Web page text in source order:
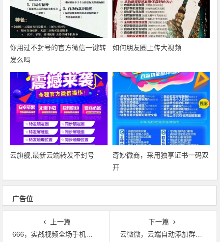
你用过不封号的官方微信一键转
发么吗
如何朋友圈上传大视频
云旗舰,最新云端转发不封号
奇妙微商‎，采用独享证书一码双
开
广告位
上一篇
666，实战视频全场手机对手机没雷作者当场砸手机
下一篇
云微微，云端自动添加群好友